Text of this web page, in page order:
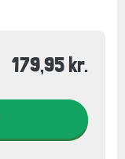
179,95 kr.